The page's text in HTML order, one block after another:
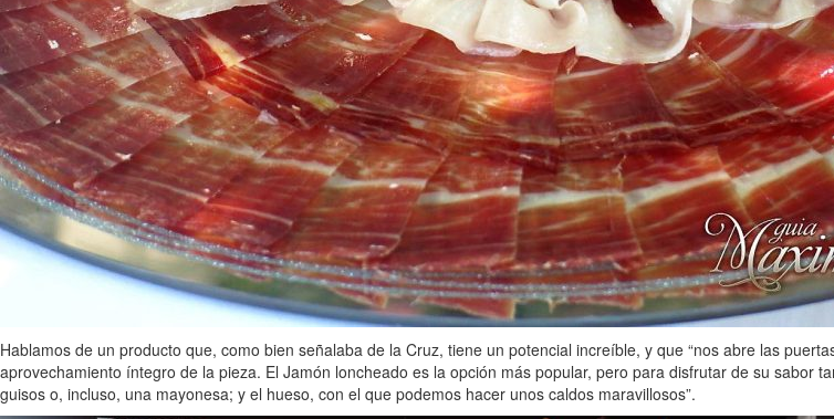
Hablamos de un producto que, como bien señalaba de la Cruz, tiene un potencial increíble, y que “nos abre las
aprovechamiento íntegro de la pieza. El Jamón loncheado es la opción más popular, pero para disfrutar de su
guisos o, incluso, una mayonesa; y el hueso, con el que podemos hacer unos caldos maravillosos”.